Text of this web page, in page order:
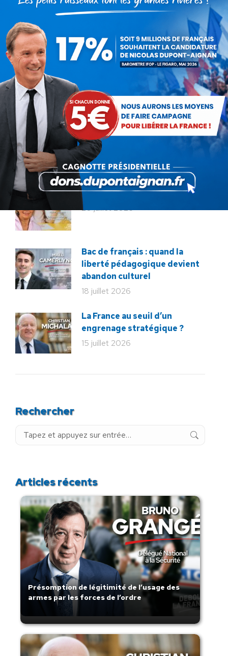
l’usage des armes par les
31 juillet 2026
Lorsque tout flambe et que
l’État s’affaisse.
Zinedine Zidane, le retour du
héros : la France confie son
destin à sa plus grande
légende
29 juillet 2026
La liberté ou la Mort
20 juillet 2026
Bac de français : quand la
liberté pédagogique devient
abandon culturel
18 juillet 2026
La France au seuil d’un
engrenage stratégique ?
15 juillet 2026
Rechercher
Recherche
Articles récents
Présomption de légitimité de l’usage des
armes par les forces de l’ordre